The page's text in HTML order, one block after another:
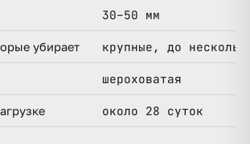
30–50 мм
убирает крупные, до
шероховатая
около 28 суток